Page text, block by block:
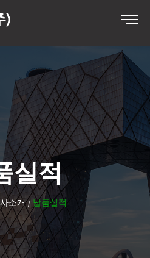
실적
소개 납품실적